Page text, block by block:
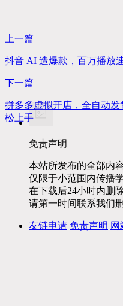
上一篇
抖音 AI 造爆款，百万播放
下一篇
拼多多虚拟开店，全自动
松上手
免责声明
本站所发布的全部内
仅限于小范围内传播
在下载后24小时内删
请第一时间联系我们
友链申请 免责声明 网